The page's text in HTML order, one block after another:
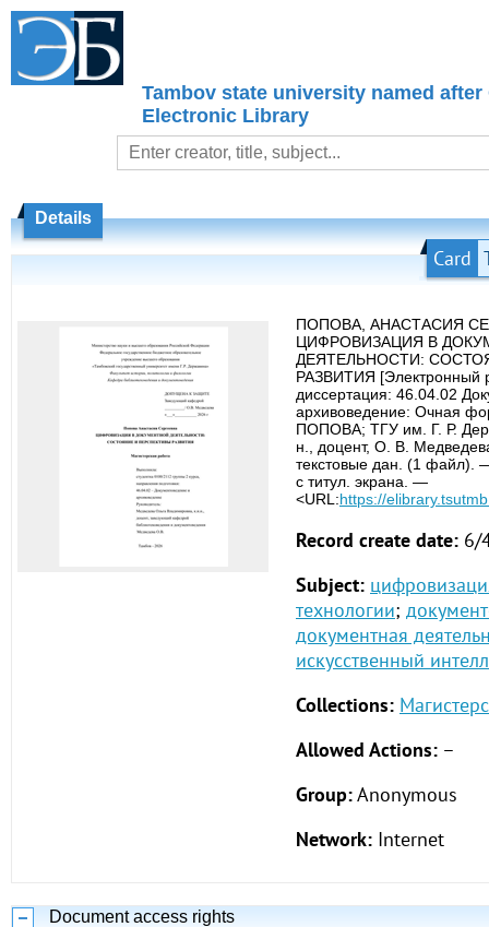
Tambov state university named after
Electronic Library
Details
Card
ПОПОВА, АНАСТАСИЯ
ЦИФРОВИЗАЦИЯ В
ДЕЯТЕЛЬНОСТИ:
РАЗВИТИЯ [Электронный
диссертация: 46.04.02
архивоведение: Очная
ПОПОВА; ТГУ им. Г. Р.
н., доцент, О. В.
текстовые дан. (1 файл).
с титул. экрана. —
<URL:https://
Record create date: 6/
Subject:
технологии;
документная
искусственный
Collections:
Allowed Actions: –
Group:Anonymous
Network: Internet
Document access rights